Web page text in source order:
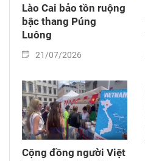
Lào Cai bảo tồn ruộng
bậc thang Púng
Luông
21/07/2026
Cộng đồng người Việt